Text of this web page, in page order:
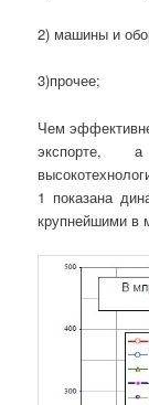
2) машины и
3)прочее;
Чем
экспорте,
1 показана
крупнейшими в